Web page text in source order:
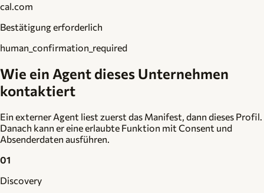
cal.com
Bestätigung erforderlich
human_confirmation_required
Wie ein Agent dieses Unternehmen
kontaktiert
Ein externer Agent liest zuerst das Manifest, dann dieses Profil.
Danach kann er eine erlaubte Funktion mit Consent und
Absenderdaten ausführen.
01
Discovery